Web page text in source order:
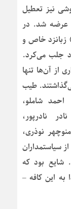
نیز تعطیل
عرضه شد. در
زبانزد خاص و
جلب می‌کرد.
از آن‌ها تنها
طیب
شاملو،
نادرپور،
نوذری،
سیاستمداران
شایع بود که
به این کافه –